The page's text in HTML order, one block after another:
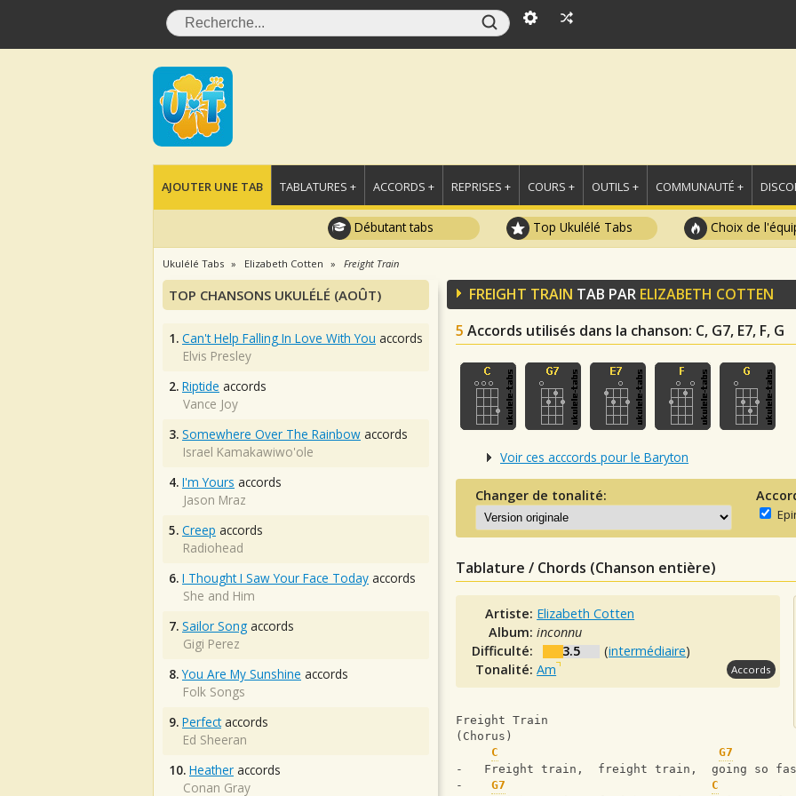
AJOUTER UNE TAB TABLATURES + ACCORDS + REPRISES + COURS + OUTILS + COMMUNAUTÉ +
Débutant tabs Top Ukulélé Tabs Choix de
Ukulélé Tabs Elizabeth Cotten Freight Train
FREIGHT TRAIN TAB PAR ELIZABETH COTTEN
5 Accords utilisés dans la chanson: C, G7, E7, F, G
Voir ces acccords pour le Baryton
Changer de tonalité:
Tablature / Chords (Chanson entière)
Artiste: Elizabeth Cotten
Album:inconnu
Difficulté:
3.5 (intermédiaire)
Tonalité:Am Accords
Freight Train
(Chorus)
C
G7
-   Freight train,  freight train,  going so
- G7
C
TOP CHANSONS UKULÉLÉ (AOÛT)
1. Can't Help Falling In Love With You accords
Elvis Presley
2. Riptide accords
Vance Joy
3. Somewhere Over The Rainbow accords
Israel Kamakawiwo'ole
4. I'm Yours accords
Jason Mraz
5. Creep accords
Radiohead
6. I Thought I Saw Your Face Today accords
She and Him
7. Sailor Song accords
Gigi Perez
8. You Are My Sunshine accords
Folk Songs
9. Perfectaccords
Ed Sheeran
10. Heather accords
Conan Gray